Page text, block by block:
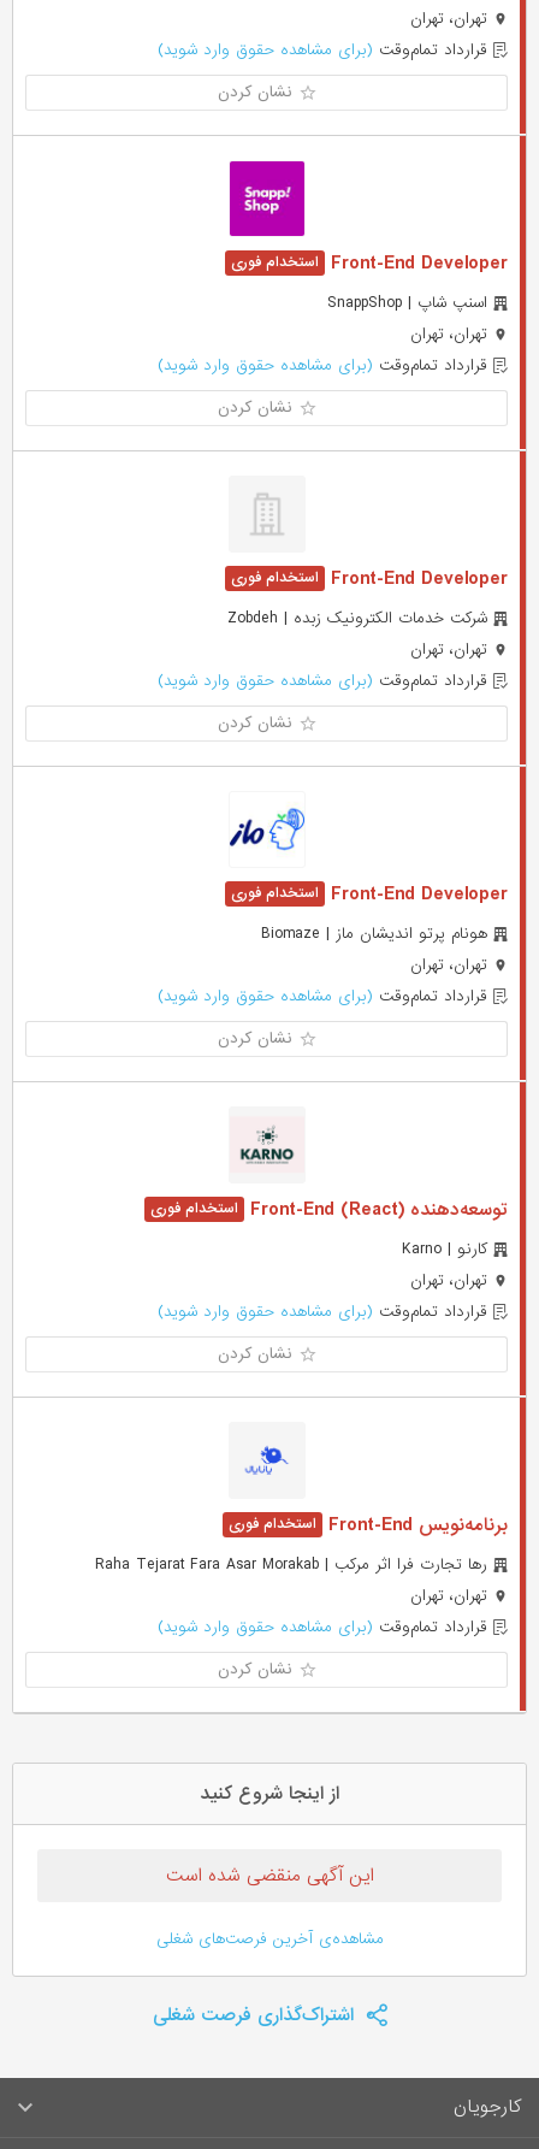
تهران، تهران
قرارداد تمام‌وقت (برای مشاهده حقوق وارد شوید)
نشان کردن
Front-End Developer
اسنپ شاپ | SnappShop
تهران، تهران
قرارداد تمام‌وقت (برای مشاهده حقوق وارد شوید)
نشان کردن
Front-End Developer
شرکت خدمات الکترونیک زبده | Zobdeh
تهران، تهران
قرارداد تمام‌وقت (برای مشاهده حقوق وارد شوید)
نشان کردن
Front-End Developer
هونام پرتو اندیشان ماز | Biomaze
تهران، تهران
قرارداد تمام‌وقت (برای مشاهده حقوق وارد شوید)
نشان کردن
توسعه‌دهنده (Front-End (React
کارنو | Karno
تهران، تهران
قرارداد تمام‌وقت (برای مشاهده حقوق وارد شوید)
نشان کردن
برنامه‌نویس Front-End
رها تجارت فرا اثر مرکب | Raha Tejarat Fara Asar Morakab
تهران، تهران
قرارداد تمام‌وقت (برای مشاهده حقوق وارد شوید)
نشان کردن
از اینجا شروع کنید
این آگهی منقضی شده است
مشاهده‌ی آخرین فرصت‌های شغلی
اشتراک‌گذاری فرصت شغلی
کارجویان